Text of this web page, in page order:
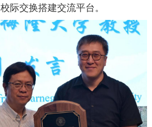
校际交换搭建交流平台。